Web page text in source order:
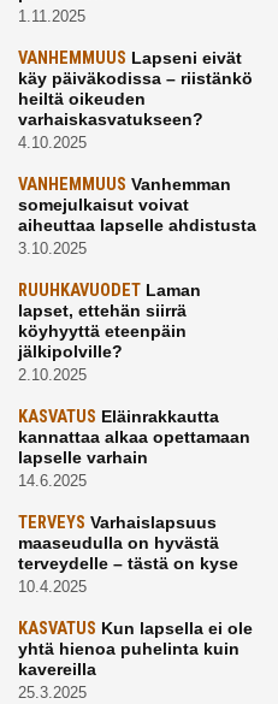
1.11.2025
VANHEMMUUS Lapseni eivät
käy päiväkodissa – riistänkö
heiltä oikeuden
varhaiskasvatukseen?
4.10.2025
VANHEMMUUS Vanhemman
somejulkaisut voivat
aiheuttaa lapselle ahdistusta
3.10.2025
RUUHKAVUODET Laman
lapset, ettehän siirrä
köyhyyttä eteenpäin
jälkipolville?
2.10.2025
KASVATUS Eläinrakkautta
kannattaa alkaa opettamaan
lapselle varhain
14.6.2025
TERVEYS Varhaislapsuus
maaseudulla on hyvästä
terveydelle – tästä on kyse
10.4.2025
KASVATUS Kun lapsella ei ole
yhtä hienoa puhelinta kuin
kavereilla
25.3.2025